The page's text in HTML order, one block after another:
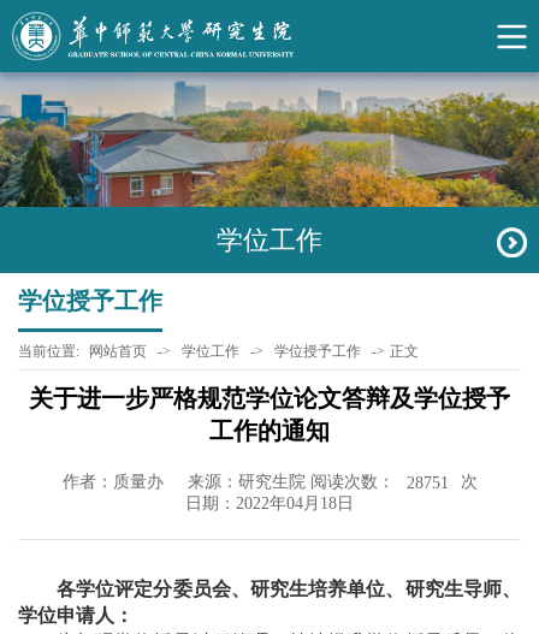
学位工作
学位授予工作
当前位置: 网站首页 -> 学位工作 -> 学位授予工作 -> 正文
关于进一步严格规范学位论文答辩及学位授予
工作的通知
作者：质量办 来源：研究生院 阅读次数： 28751
次
日期：2022年04月18日
各学位评定分委员会、研究生培养单位、研究生导师、
学位申请人：